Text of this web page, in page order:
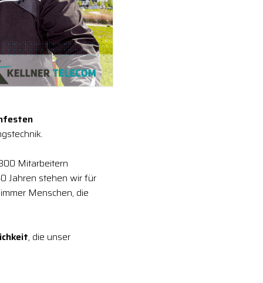
Mitarbeitern
Jahren stehen wir für
Menschen, die
, die unser